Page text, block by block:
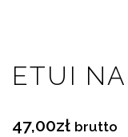
ETUI
47,00zł brutto